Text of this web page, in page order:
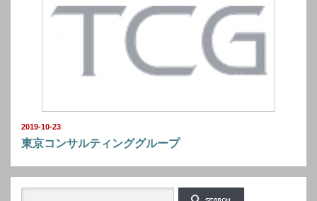
2019-10-23
東京コンサルティンググループ